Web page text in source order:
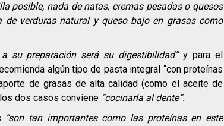
posible, nada de natas, cremas pesadas o quesos
verduras natural y queso bajo en grasas como
a su preparación será su digestibilidad”y para el
algún tipo de pasta integral “con proteínas
de grasas de alta calidad (como el aceite de
dos casos conviene “cocinarla al dente”.
“son tan importantes como las proteínas en este